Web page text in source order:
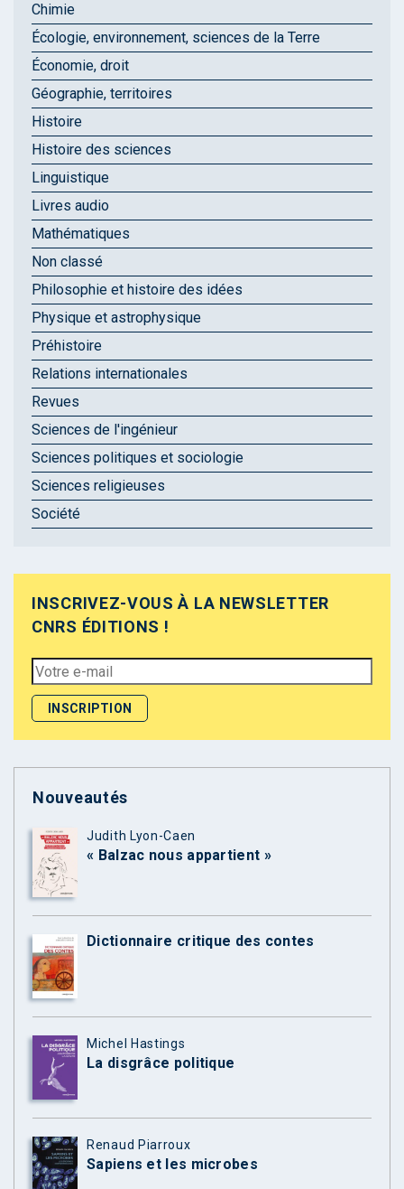
Chimie
Écologie, environnement, sciences de la Terre
Économie, droit
Géographie, territoires
Histoire
Histoire des sciences
Linguistique
Livres audio
Mathématiques
Non classé
Philosophie et histoire des idées
Physique et astrophysique
Préhistoire
Relations internationales
Revues
Sciences de l'ingénieur
Sciences politiques et sociologie
Sciences religieuses
Société
INSCRIVEZ-VOUS À LA NEWSLETTER
CNRS ÉDITIONS !
Nouveautés
Judith Lyon-Caen
« Balzac nous appartient »
Dictionnaire critique des contes
Michel Hastings
La disgrâce politique
Renaud Piarroux
Sapiens et les microbes